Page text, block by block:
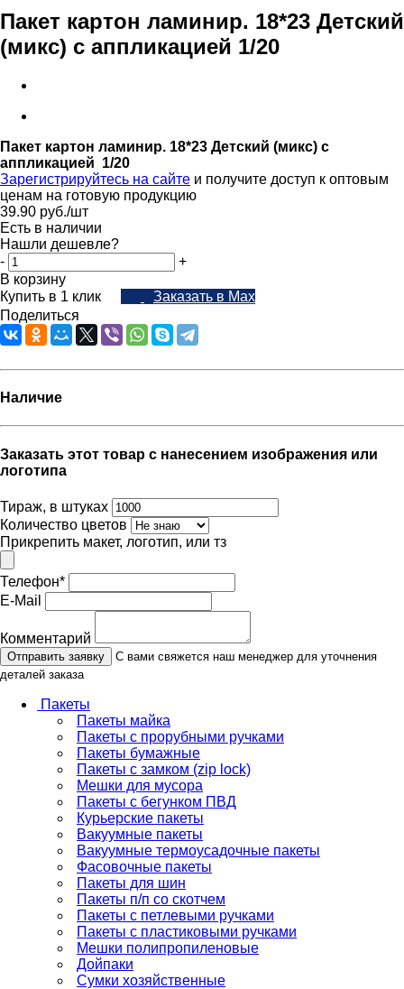
Пакет картон ламинир. 18*23 Детский
(микс) с аппликацией 1/20
Пакет картон ламинир. 18*23 Детский (микс) с
аппликацией 1/20
Зарегистрируйтесь на сайте и получите доступ к оптовым
ценам на готовую продукцию
39.90 руб./шт
Есть в наличии
Нашли дешевле?
-
+
В корзину
Купить в 1 клик
Заказать в Max
Поделиться
Наличие
Заказать этот товар с нанесением изображения или
логотипа
Тираж, в штуках
Количество цветов
Прикрепить макет, логотип, или тз
Телефон*
E-Mail
Комментарий
Отправить заявку
С вами свяжется наш менеджер для уточнения
деталей заказа
Пакеты
Пакеты майка
Пакеты с прорубными ручками
Пакеты бумажные
Пакеты с замком (zip lock)
Мешки для мусора
Пакеты с бегунком ПВД
Курьерские пакеты
Вакуумные пакеты
Вакуумные термоусадочные пакеты
Фасовочные пакеты
Пакеты для шин
Пакеты п/п со скотчем
Пакеты с петлевыми ручками
Пакеты с пластиковыми ручками
Мешки полипропиленовые
Дойпаки
Сумки хозяйственные